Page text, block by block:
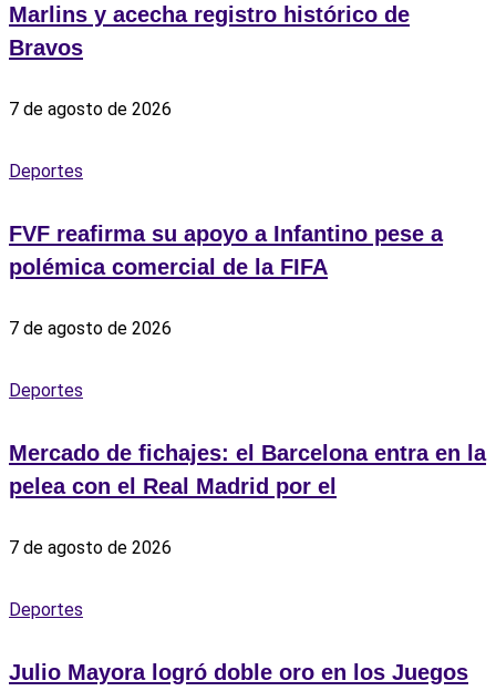
Marlins y acecha registro histórico de
Bravos
7 de agosto de 2026
Deportes
FVF reafirma su apoyo a Infantino pese a
polémica comercial de la FIFA
7 de agosto de 2026
Deportes
Mercado de fichajes: el Barcelona entra en la
pelea con el Real Madrid por el
7 de agosto de 2026
Deportes
Julio Mayora logró doble oro en los Juegos